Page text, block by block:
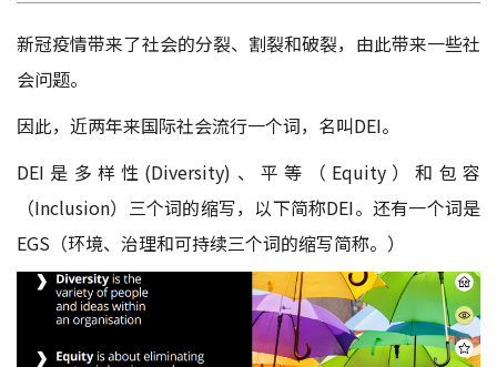
新冠疫情带来了社会的分裂、割裂和破裂，由此带来一些社
会问题。
因此，近两年来国际社会流行一个词，名叫DEI。
DEI是多样性(Diversity)、平等（Equity）和包容
（Inclusion）三个词的缩写，以下简称DEI。还有一个词是
EGS（环境、治理和可持续三个词的缩写简称。）